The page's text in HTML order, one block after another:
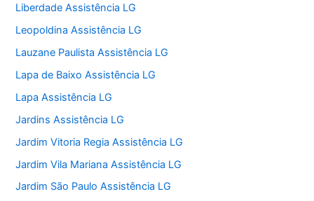
Liberdade Assistência LG
Leopoldina Assistência LG
Lauzane Paulista Assistência LG
Lapa de Baixo Assistência LG
Lapa Assistência LG
Jardins Assistência LG
Jardim Vitoria Regia Assistência LG
Jardim Vila Mariana Assistência LG
Jardim São Paulo Assistência LG